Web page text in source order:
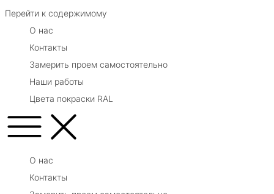
Перейти к содержимому
О нас
Контакты
Замерить проем самостоятельно
Наши работы
Цвета покраски RAL
О нас
Контакты